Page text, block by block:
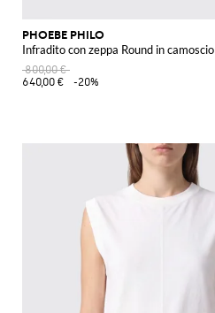
PHOEBE PHILO
Infradito con zeppa Round in camoscio
800,00 €
640,00 €
-20%